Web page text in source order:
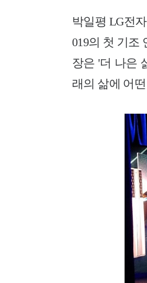
박일평 LG전
019의 첫 기조
장은 '더 나은
래의 삶에 어